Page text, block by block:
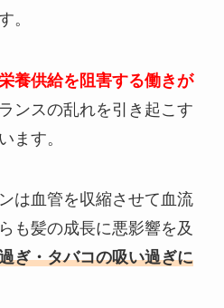
。
養供給を阻害する働きが
ンスの乱れを引き起こす
ます。
は血管を収縮させて血流
も髪の成長に悪影響を及
ぎ・タバコの吸い過ぎに